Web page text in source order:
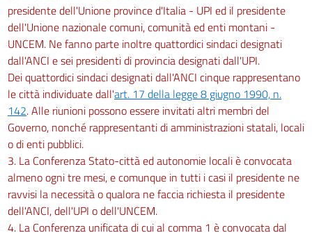
presidente dell'Unione province d'Italia - UPI ed il presidente
dell'Unione nazionale comuni, comunità ed enti montani -
UNCEM. Ne fanno parte inoltre quattordici sindaci designati
dall'ANCI e sei presidenti di provincia designati dall'UPI.
Dei quattordici sindaci designati dall'ANCI cinque rappresentano
le città individuate dall'art. 17 della legge 8 giugno 1990, n.
142. Alle riunioni possono essere invitati altri membri del
Governo, nonché rappresentanti di amministrazioni statali, locali
o di enti pubblici.
3. La Conferenza Stato-città ed autonomie locali è convocata
almeno ogni tre mesi, e comunque in tutti i casi il presidente ne
ravvisi la necessità o qualora ne faccia richiesta il presidente
dell'ANCI, dell'UPI o dell'UNCEM.
4. La Conferenza unificata di cui al comma 1 è convocata dal